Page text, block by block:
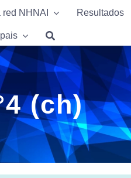
red NHNAI Resultados
red NHNAI Resultados
(ch)